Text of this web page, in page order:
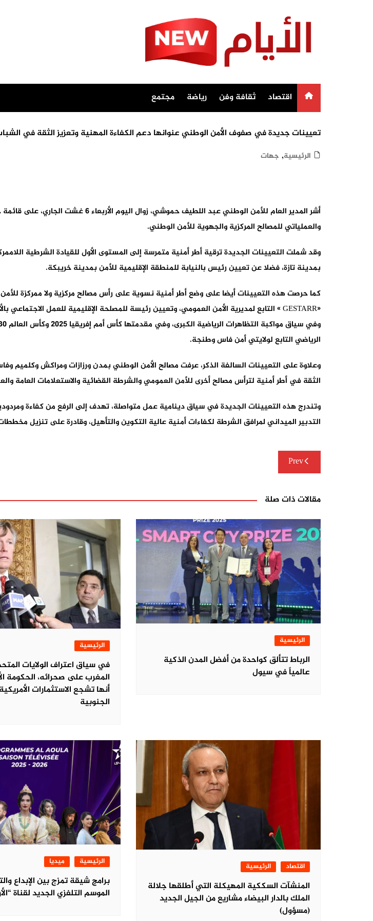
اقتصاد ثقافة وفن رياضة مجتمع
تعيينات جديدة في صفوف الأمن الوطني عنوانها دعم الكفاءة المهنية وتعزيز الثقة في
الرئيسية, جهات
والعملياتي للمصالح المركزية والجهوية للأمن الوطني.
وقد شملت التعيينات الجديدة ترقية أطر أمنية متمرسة إلى المستوى الأول للقيادة الشرطية
بمدينة تازة، فضلا عن تعيين رئيس بالنيابة للمنطقة الإقليمية للأمن بمدينة خريبكة.
كما حرصت هذه التعيينات أيضا على وضع أطر أمنية نسوية على رأس مصالح مركزية ولا ممركزة
«GESTARR » التابع لمديرية الأمن العمومي، وتعيين رئيسة للمصلحة الإقليمية للعمل الاجتماعي بالأمن الإقليمي بالجديدة.
الرياضي التابع لولايتي أمن فاس وطنجة.
وعلاوة على التعيينات السالفة الذكر، عرفت مصالح الأمن الوطني بمدن ورزازات ومراكش وكلميم
الثقة في أطر أمنية لترأس مصالح أخرى للأمن العمومي والشرطة القضائية والاستعلامات العامة
وتندرج هذه التعيينات الجديدة في سياق دينامية عمل متواصلة، تهدف إلى الرفع من كفاءة
التدبير الميداني لمرافق الشرطة لكفاءات أمنية عالية التكوين والتأهيل، وقادرة على تنزيل
تصفّح
المقالاتPrev
مقالات ذات صلة
الرئيسية
الرباط تتألق كواحدة من أفضل المدن الذكية
عالمياً في سيول
الرئيسية
في سياق اعتراف الولايات
المغرب على صحرائه، الحكومة
أنها تشجع الاستثمارات
الجنوبية
اقتصاد الرئيسية
المنشآت السككية المهيكلة التي أطلقها جلالة
الملك بالدار البيضاء مشاريع من الجيل الجديد
(مسؤول)
الرئيسية ميديا
برامج شيقة تمزج بين الإبداع
الموسم التلفزي الجديد لقناة